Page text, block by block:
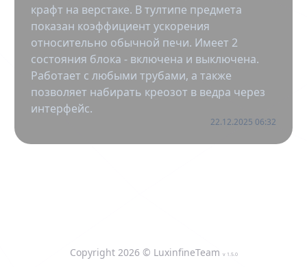
крафт на верстаке. В тултипе предмета
показан коэффициент ускорения
относительно обычной печи. Имеет 2
состояния блока - включена и выключена.
Работает с любыми трубами, а также
позволяет набирать креозот в ведра через
интерфейс.
22.12.2025 06:32
Copyright 2026© LuxinfineTeam v 1.5.0